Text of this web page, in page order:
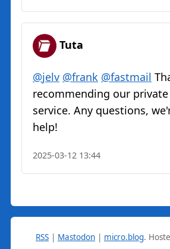
Tuta
@jelv @frank @fastmail
recommending our
service. Any questions,
help!
2025-03-12 13:44
RSS | Mastodon | micro.blog.